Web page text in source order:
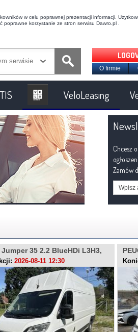
w celu poprawnej prezentacji informacji.
korzystanie ze stron serwisu Dawro.pl .
serwisie
O firmie
VeloLeasing
Chcesz
Zamów
Jumper 35 2.2 BlueHDi L3H3,
2026-08-11 12:30